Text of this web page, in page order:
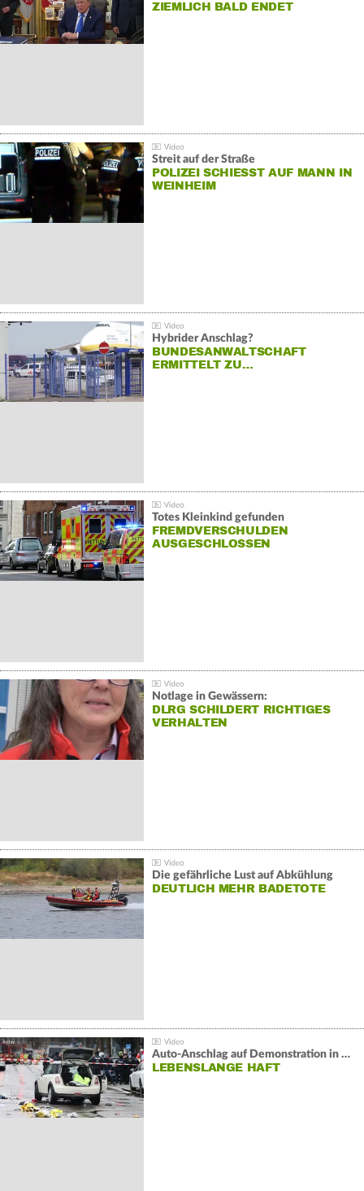
ZIEMLICH BALD ENDET
Streit auf der Straße
POLIZEI SCHIESST AUF MANN IN W
EINHEIM
Hybrider Anschlag?
BUNDESANWALTSCHAFT
ERMITTELT ZU…
Totes Kleinkind gefunden
FREMDVERSCHULDEN
AUSGESCHLOSSEN
Notlage in Gewässern:
DLRG SCHILDERT RICHTIGES
VERHALTEN
Die gefährliche Lust auf Abkühlung
DEUTLICH MEHR BADETOTE
Auto-Anschlag auf Demonstration in München:
LEBENSLANGE HAFT